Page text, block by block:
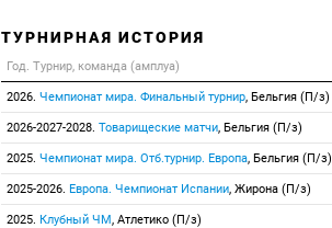
ТУРНИРНАЯ ИСТОРИЯ
Год. Турнир, команда (амплуа)
2026. Чемпионат мира. Финальный турнир, Бельгия (П/з)
2026-2027-2028. Товарищеские матчи, Бельгия (П/з)
2025. Чемпионат мира. Отб.турнир. Европа, Бельгия (П/з)
2025-2026. Европа. Чемпионат Испании, Жирона (П/з)
2025. Клубный ЧМ, Атлетико (П/з)